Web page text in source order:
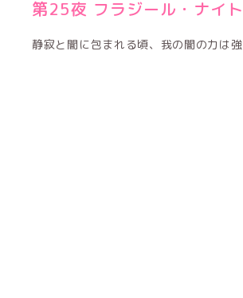
第25夜 フラジール・ナイト
静寂と闇に包まれる頃、我の闇の力は強